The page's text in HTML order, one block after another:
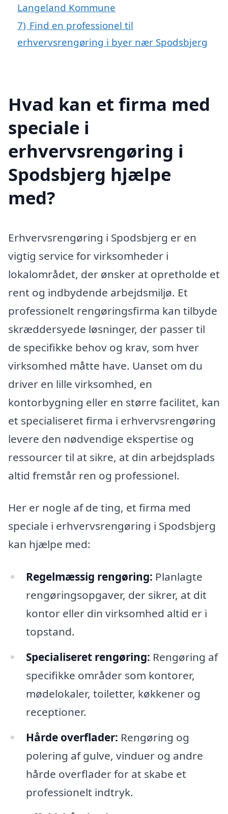
Langeland Kommune
7) Find en professionel til
erhvervsrengøring i byer nær Spodsbjerg
Hvad kan et firma med
speciale i
erhvervsrengøring i
Spodsbjerg hjælpe
med?
Erhvervsrengøring i Spodsbjerg er en
vigtig service for virksomheder i
lokalområdet, der ønsker at opretholde et
rent og indbydende arbejdsmiljø. Et
professionelt rengøringsfirma kan tilbyde
skræddersyede løsninger, der passer til
de specifikke behov og krav, som hver
virksomhed måtte have. Uanset om du
driver en lille virksomhed, en
kontorbygning eller en større facilitet, kan
et specialiseret firma i erhvervsrengøring
levere den nødvendige ekspertise og
ressourcer til at sikre, at din arbejdsplads
altid fremstår ren og professionel.
Her er nogle af de ting, et firma med
speciale i erhvervsrengøring i Spodsbjerg
kan hjælpe med:
Regelmæssig rengøring: Planlagte
rengøringsopgaver, der sikrer, at dit
kontor eller din virksomhed altid er i
topstand.
Specialiseret rengøring: Rengøring af
specifikke områder som kontorer,
mødelokaler, toiletter, køkkener og
receptioner.
Hårde overflader: Rengøring og
polering af gulve, vinduer og andre
hårde overflader for at skabe et
professionelt indtryk.